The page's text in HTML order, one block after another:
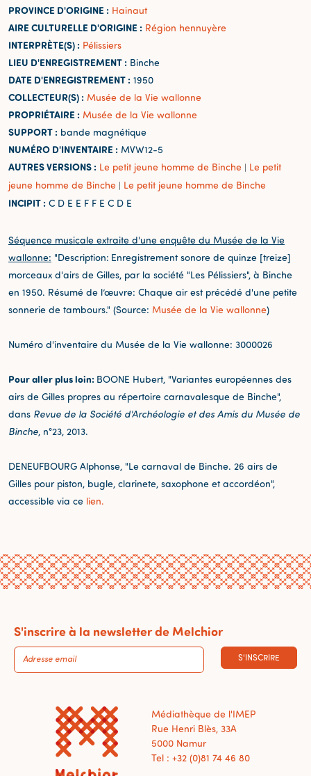
PROVINCE D'ORIGINE : Hainaut
AIRE CULTURELLE D'ORIGINE : Région hennuyère
INTERPRÈTE(S) : Pélissiers
LIEU D'ENREGISTREMENT : Binche
DATE D'ENREGISTREMENT : 1950
COLLECTEUR(S) : Musée de la Vie wallonne
PROPRIÉTAIRE : Musée de la Vie wallonne
SUPPORT : bande magnétique
NUMÉRO D'INVENTAIRE : MVW12-5
AUTRES VERSIONS : Le petit jeune homme de Binche | Le petit
jeune homme de Binche | Le petit jeune homme de Binche
INCIPIT : C D E E F F E C D E
Séquence musicale extraite d'une enquête du Musée de la Vie
wallonne: "Description: Enregistrement sonore de quinze [treize]
morceaux d'airs de Gilles, par la société "Les Pélissiers", à Binche
en 1950. Résumé de l’œuvre: Chaque air est précédé d'une petite
sonnerie de tambours." (Source: Musée de la Vie wallonne)
Numéro d'inventaire du Musée de la Vie wallonne: 3000026
Pour aller plus loin: BOONE Hubert, "Variantes européennes des
airs de Gilles propres au répertoire carnavalesque de Binche",
dans Revue de la Société d'Archéologie et des Amis du Musée de
Binche, n°23, 2013.
DENEUFBOURG Alphonse, "Le carnaval de Binche. 26 airs de
Gilles pour piston, bugle, clarinete, saxophone et accordéon",
accessible via ce lien.
S'inscrire à la newsletter de Melchior
S'INSCRIRE
Médiathèque de l'IMEP
Rue Henri Blès, 33A
5000 Namur
Tel : +32 (0)81 74 46 80